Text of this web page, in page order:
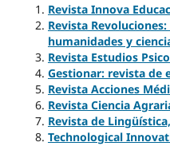
Revista Innova
Revista
humanidades y
Revista Estudios
Gestionar: revista de
Revista Acciones
Revista Ciencia
Revista de
Technological